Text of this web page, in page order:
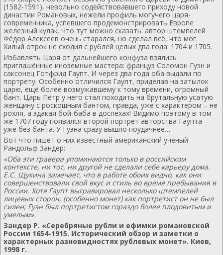
(1582-1591), невольно содействовавшего приходу новой
династии Романовых, нежели профиль могучего царя-
современника, успевшего продемонстрировать Европе
железный кулак. Что тут можно сказать: автор штемпелей
Фёдор Алексеев очень старался, но сделал всё, что мог.
Хилый отрок не сходил с рублей целых два года: 1704 и 1705.
Избавлять Царя от дальнейшего конфуза взялись
приглашённые иноземные мастера: француз Соломон Гуэн и
саксонец Готфрид Гаупт. И через два года оба выдали по
портрету. Особенно отличился Гаупт, приделав на затылок
царю, ещё более возмужавшему к тому времени, огромный
бант. Царь Пётр у него стал походить на брутальную усатую
женщину с роскошным бантом, правда, уже с характером – не
рохля, а эдакая бой-баба в доспехах! Видимо поэтому в том
же 1707 году появился второй портрет авторства Гаупта –
уже без банта. У Гуэна сразу вышло поудачнее…
Вот что пишет о них известный американский учёный
Рандольф Зандер:
«Оба эти гравера упоминаются только в российском
контексте, ни тот, ни другой не сделали себе карьеру дома.
Е.С. Щукина замечает, что в работе обоих видно, как они
совершенствовали свой вкус и стиль во время пребывания в
России. Хотя Гаупт выгравировал несколько штемпелей
лицевых сторон, (особенно монет) как портретист он не был
силен; Гуэн был портретистом гораздо более плодовитым и
умелым».
Зандер Р. «Серебряные рубли и ефимки романовской
России 1654-1915. Исторический обзор и заметки о
характерных разновидностях рублевых монет». Киев,
1998 г.